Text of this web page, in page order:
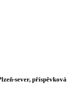
sever, příspěvková